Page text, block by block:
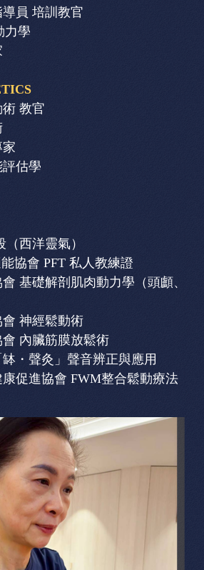
員 培訓教官
力學
教官
家
估學
西洋靈氣）
協會 PFT 私人教練證
基礎解剖肌肉動力學（頭顱、
神經鬆動術
內臟筋膜放鬆術
・聲灸」聲音辨正與應用
促進協會 FWM整合鬆動療法